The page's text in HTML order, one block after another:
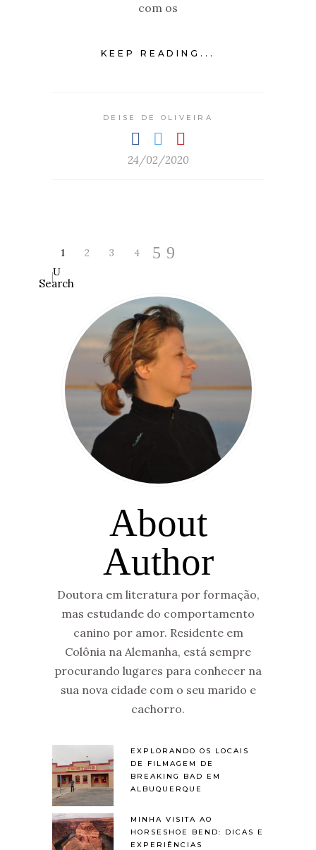
com os
KEEP READING...
DEISE DE OLIVEIRA
24/02/2020
1 2 3 4
Search
About
Author
Doutora em literatura por formação,
mas estudande do comportamento
canino por amor. Residente em
Colônia na Alemanha, está sempre
procurando lugares para conhecer na
sua nova cidade com o seu marido e
cachorro.
EXPLORANDO OS LOCAIS
DE FILMAGEM DE
BREAKING BAD EM
ALBUQUERQUE
MINHA VISITA AO
HORSESHOE BEND: DICAS E
EXPERIÊNCIAS